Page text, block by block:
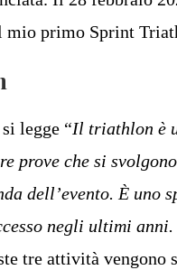
mio primo Sprint
si legge “Il triathlon è
prove che si
dell’evento. È uno
negli ultimi
tre attività vengono